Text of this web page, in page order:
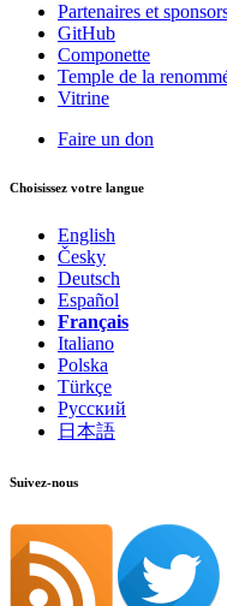
Partenaires et
GitHub
Componette
Temple de la
Vitrine
Faire un don
Choisissez votre langue
English
Česky
Deutsch
Español
Français
Italiano
Polska
Türkçe
Русский
日本語
Suivez-nous